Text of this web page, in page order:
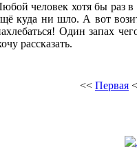
человек хотя бы раз в
куда ни шло. А вот
Один запах
рассказать.
<< Первая <